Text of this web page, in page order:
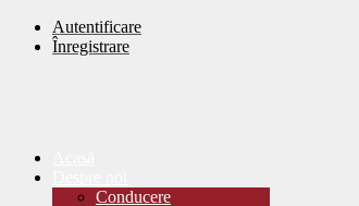
Autentificare
Înregistrare
Conducere